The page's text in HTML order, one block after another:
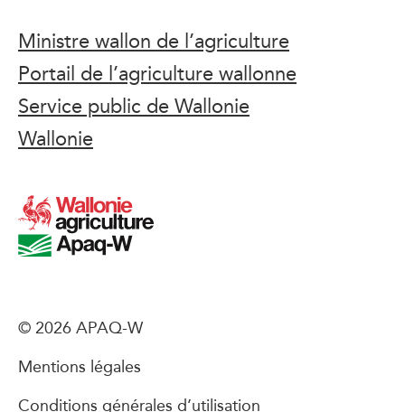
Ministre wallon de l’agriculture
Portail de l’agriculture wallonne
Service public de Wallonie
Wallonie
© 2026 APAQ-W
Mentions légales
Conditions générales d’utilisation